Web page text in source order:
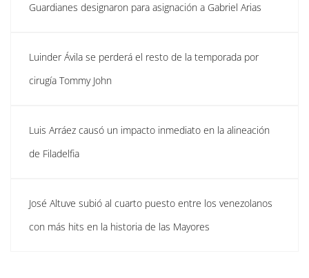
Guardianes designaron para asignación a Gabriel Arias
Luinder Ávila se perderá el resto de la temporada por
cirugía Tommy John
Luis Arráez causó un impacto inmediato en la alineación
de Filadelfia
José Altuve subió al cuarto puesto entre los venezolanos
con más hits en la historia de las Mayores